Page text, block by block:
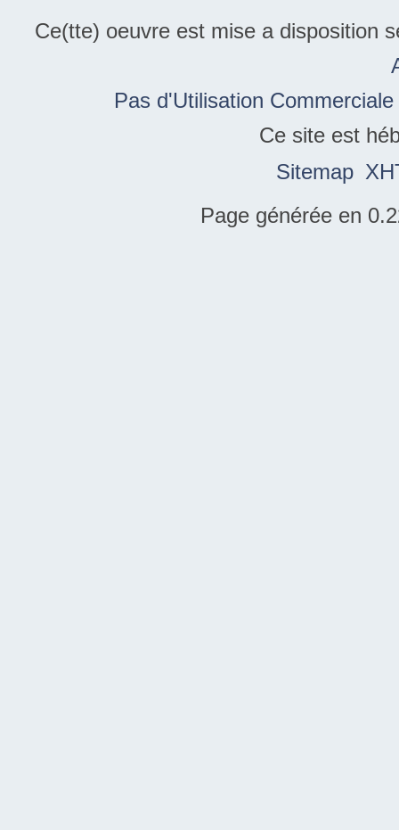
Ce(tte) oeuvre est mise a disposition
Pas d'Utilisation
Ce site est
Sitemap
Page générée en